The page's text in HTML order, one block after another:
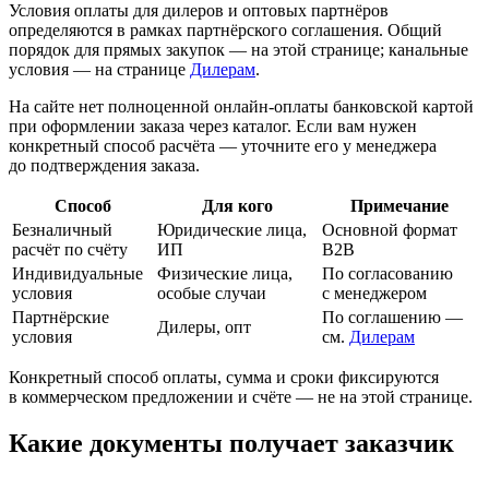
Условия оплаты для дилеров и оптовых партнёров
определяются в рамках партнёрского соглашения. Общий
порядок для прямых закупок — на этой странице; канальные
условия — на странице Дилерам.
На сайте нет полноценной онлайн-оплаты банковской картой
при оформлении заказа через каталог. Если вам нужен
конкретный способ расчёта — уточните его у менеджера
до подтверждения заказа.
Способ Для кого
Примечание
Безналичный
расчёт по счёту
Юридические лица,
ИП
Основной формат
B2B
Индивидуальные
условия
Физические лица,
особые случаи
По согласованию
с менеджером
Партнёрские
условия
Дилеры, опт
По соглашению —
см. Дилерам
Конкретный способ оплаты, сумма и сроки фиксируются
в коммерческом предложении и счёте — не на этой странице.
Какие документы получает заказчик